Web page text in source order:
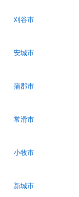
刈谷市
安城市
蒲郡市
常滑市
小牧市
新城市